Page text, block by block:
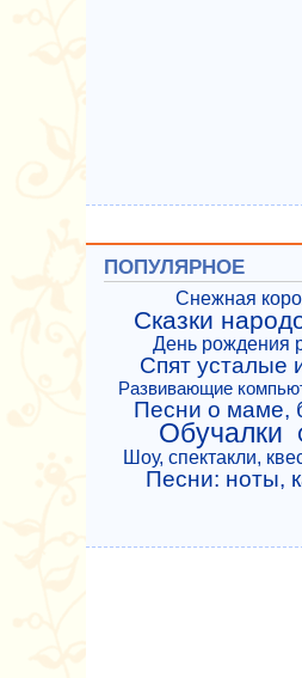
ПОПУЛЯРНОЕ
Снежная
Сказки
День рождения
Спят усталые
Развивающие
Песни о маме,
Обучалки
Шоу, спектакли,
Песни: ноты,